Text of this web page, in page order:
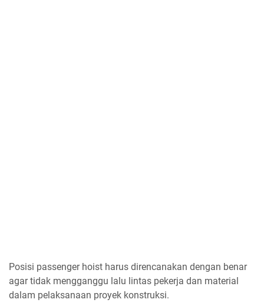
Posisi passenger hoist harus direncanakan dengan benar
agar tidak mengganggu lalu lintas pekerja dan material
dalam pelaksanaan proyek konstruksi.